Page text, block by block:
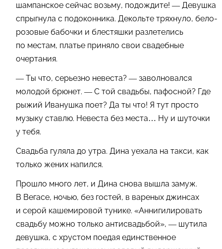
шампанское сейчас возьму, подождите! — Девушка
спрыгнула с подоконника. Декольте тряхнуло, бело-
розовые бабочки и блестяшки разлетелись
по местам, платье приняло свои свадебные
очертания.
— Ты что, серьезно невеста? — заволновался
молодой брюнет. — С той свадьбы, пафосной? Где
рыжий Иванушка поет? Да ты что! Я тут просто
музыку ставлю. Невеста без места… Ну и шуточки
у тебя.
Свадьба гуляла до утра. Дина уехала на такси, как
только жених напился.
Прошло много лет, и Дина снова вышла замуж.
В Вегасе, ночью, без гостей, в вареных джинсах
и серой кашемировой тунике. «Аннигилировать
свадьбу можно только антисвадьбой», — шутила
девушка, с хрустом поедая единственное